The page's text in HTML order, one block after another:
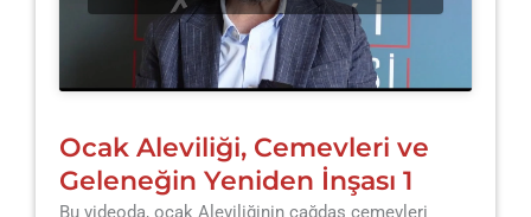
Ocak Aleviliği, Cemevleri ve
Geleneğin Yeniden İnşası 1
Bu videoda, ocak Aleviliğinin çağdaş cemevleri